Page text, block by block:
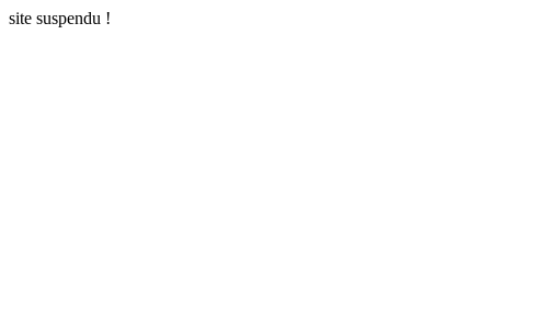
site suspendu !